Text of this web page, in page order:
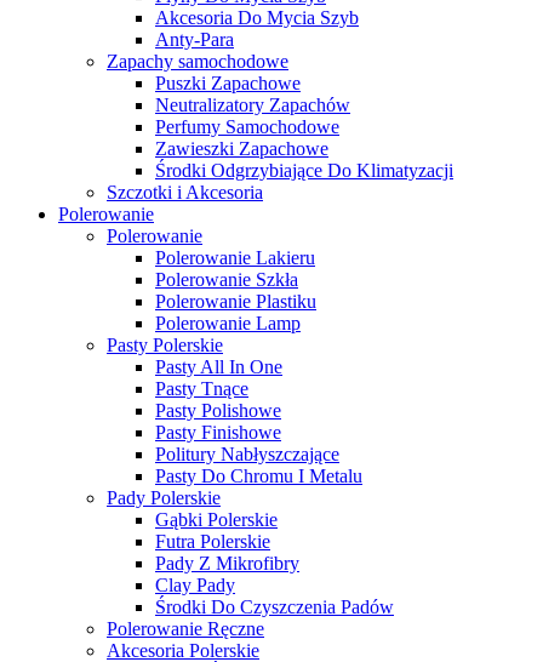
Akcesoria Do Mycia Szyb
Anty-Para
Zapachy samochodowe
Puszki Zapachowe
Neutralizatory Zapachów
Perfumy Samochodowe
Zawieszki Zapachowe
Środki Odgrzybiające Do Klimatyzacji
Szczotki i Akcesoria
Polerowanie
Polerowanie
Polerowanie Lakieru
Polerowanie Szkła
Polerowanie Plastiku
Polerowanie Lamp
Pasty Polerskie
Pasty All In One
Pasty Tnące
Pasty Polishowe
Pasty Finishowe
Politury Nabłyszczające
Pasty Do Chromu I Metalu
Pady Polerskie
Gąbki Polerskie
Futra Polerskie
Pady Z Mikrofibry
Clay Pady
Środki Do Czyszczenia Padów
Polerowanie Ręczne
Akcesoria Polerskie